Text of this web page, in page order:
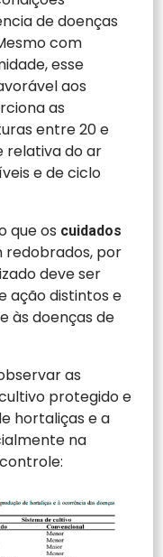
de doenças
com
esse
aos
as
entre 20 e
relativa do ar
e de ciclo
que os cuidados
redobrados, por
deve ser
ação distintos e
às doenças de
as
protegido e
hortaliças e a
na